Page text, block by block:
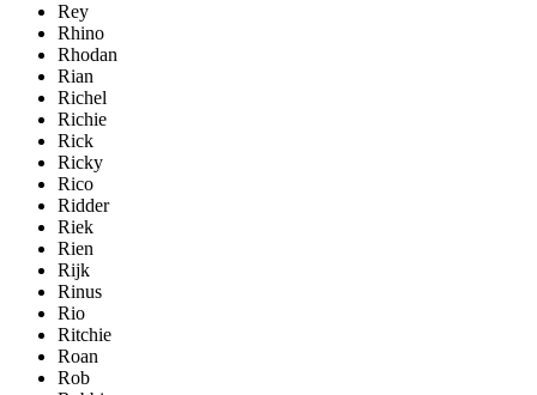
Rey
Rhino
Rhodan
Rian
Richel
Richie
Rick
Ricky
Rico
Ridder
Riek
Rien
Rijk
Rinus
Rio
Ritchie
Roan
Rob